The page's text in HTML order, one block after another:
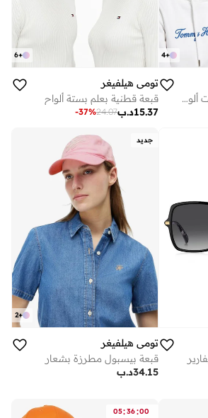
+
4
قبعة بيسبول ناعمة بست ألواح
+
6
تومي هيلفيغر
قبعة قطنية بعلم بستة ألواح
د.ب15.37
24.07
-37%
جديد
+
2
تومي هيلفيغر
قبعة بيسبول مطرزة بشعار
د.ب34.15
05:36:00